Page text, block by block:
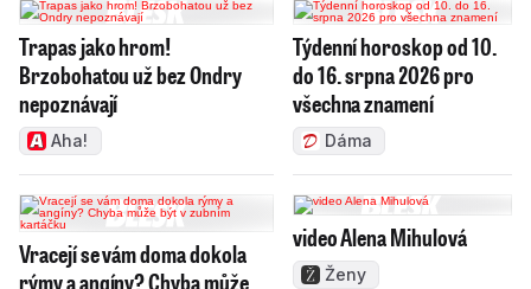
Trapas jako hrom!
Brzobohatou už bez Ondry
nepoznávají
Aha!
Týdenní horoskop od 10.
do 16. srpna 2026 pro
všechna znamení
Dáma
Vracejí se vám doma dokola
rýmy a angíny? Chyba může
video Alena Mihulová
Ženy